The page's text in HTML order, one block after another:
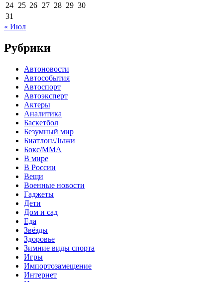
24 25 26 27 28 29 30
31
« Июл
Рубрики
Автоновости
Автособытия
Автоспорт
Автоэксперт
Актеры
Аналитика
Баскетбол
Безумный мир
Биатлон/Лыжи
Бокс/MMA
В мире
В России
Вещи
Военные новости
Гаджеты
Дети
Дом и сад
Еда
Звёзды
Здоровье
Зимние виды спорта
Игры
Импортозамещение
Интернет